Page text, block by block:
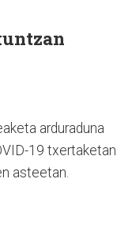
arduraduna
19 txertaketan
asteetan.